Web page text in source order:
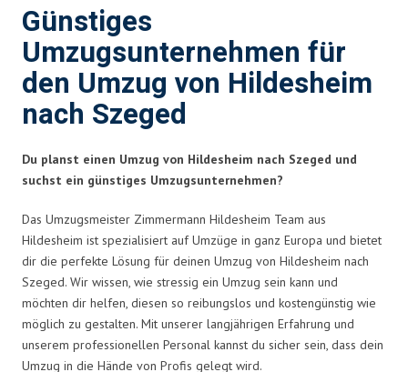
Günstiges
Umzugsunternehmen für
den Umzug von Hildesheim
nach Szeged
Du planst einen Umzug von Hildesheim nach Szeged und
suchst ein günstiges Umzugsunternehmen?
Das Umzugsmeister Zimmermann Hildesheim Team aus
Hildesheim ist spezialisiert auf Umzüge in ganz Europa und bietet
dir die perfekte Lösung für deinen Umzug von Hildesheim nach
Szeged. Wir wissen, wie stressig ein Umzug sein kann und
möchten dir helfen, diesen so reibungslos und kostengünstig wie
möglich zu gestalten. Mit unserer langjährigen Erfahrung und
unserem professionellen Personal kannst du sicher sein, dass dein
Umzug in die Hände von Profis gelegt wird.